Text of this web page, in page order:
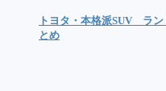
トヨタ・本格派SUV ラ
とめ